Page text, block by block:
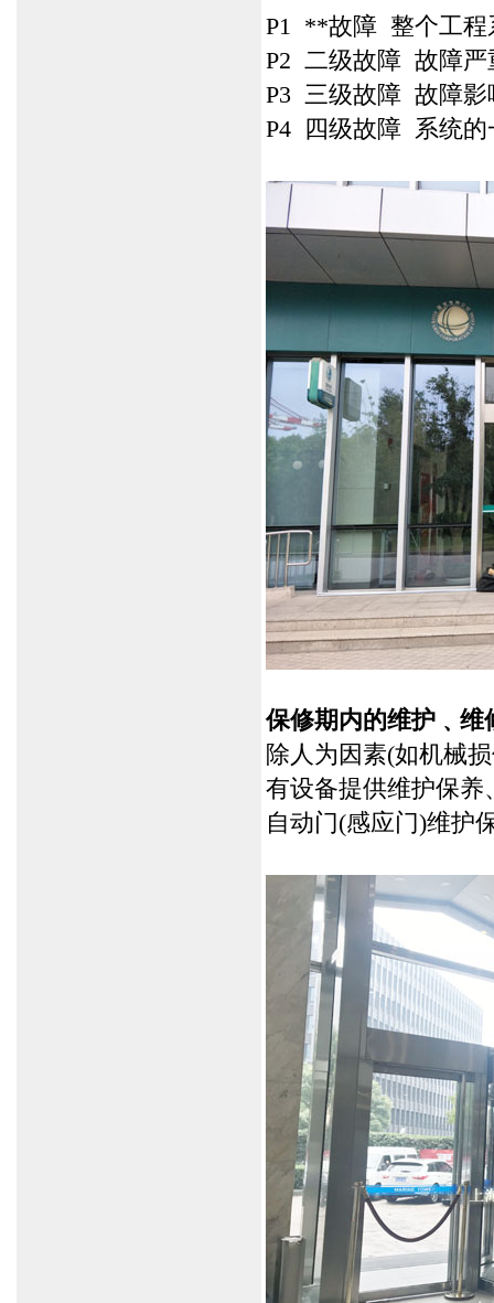
P1 **故障 整个工
P2 二级故障 故障
P3 三级故障 故障
P4 四级故障 系统
保修期内的维护﹑维
除人为因素(如机械
有设备提供维护保养
自动门 (感应门)维护